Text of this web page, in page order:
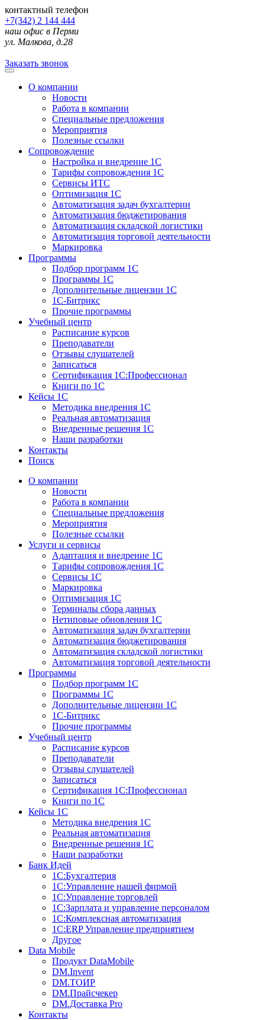
контактный телефон
+7(342) 2 144 444
наш офис в Перми
ул. Малкова, д.28
Заказать звонок
О компании
Новости
Работа в компании
Специальные предложения
Мероприятия
Полезные ссылки
Сопровождение
Настройка и внедрение 1С
Тарифы сопровождения 1С
Сервисы ИТС
Оптимизация 1С
Автоматизация задач бухгалтерии
Автоматизация бюджетирования
Автоматизация складской логистики
Автоматизация торговой деятельности
Маркировка
Программы
Подбор программ 1С
Программы 1С
Дополнительные лицензии 1С
1С-Битрикс
Прочие программы
Учебный центр
Расписание курсов
Преподаватели
Отзывы слушателей
Записаться
Сертификация 1С:Профессионал
Книги по 1С
Кейсы 1С
Методика внедрения 1С
Реальная автоматизация
Внедренные решения 1С
Наши разработки
Контакты
Поиск
О компании
Новости
Работа в компании
Специальные предложения
Мероприятия
Полезные ссылки
Услуги и сервисы
Адаптация и внедрение 1С
Тарифы сопровождения 1С
Сервисы 1С
Маркировка
Оптимизация 1С
Терминалы сбора данных
Нетиповые обновления 1С
Автоматизация задач бухгалтерии
Автоматизация бюджетирования
Автоматизация складской логистики
Автоматизация торговой деятельности
Программы
Подбор программ 1С
Программы 1С
Дополнительные лицензии 1С
1С-Битрикс
Прочие программы
Учебный центр
Расписание курсов
Преподаватели
Отзывы слушателей
Записаться
Сертификация 1С:Профессионал
Книги по 1С
Кейсы 1С
Методика внедрения 1С
Реальная автоматизация
Внедренные решения 1С
Наши разработки
Банк Идей
1С:Бухгалтерия
1С:Управление нашей фирмой
1С:Управление торговлей
1С:Зарплата и управление персоналом
1С:Комплексная автоматизация
1С:ERP Управление предприятием
Другое
Data Mobile
Продукт DataMobile
DM.Invent
DM.ТОИР
DM.Прайсчекер
DM.Доставка Pro
Контакты